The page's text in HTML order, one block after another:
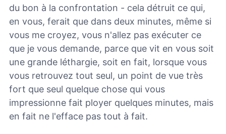
du bon à la confrontation - cela détruit ce qui,
en vous, ferait que dans deux minutes, même si
vous me croyez, vous n'allez pas exécuter ce
que je vous demande, parce que vit en vous soit
une grande léthargie, soit en fait, lorsque vous
vous retrouvez tout seul, un point de vue très
fort que seul quelque chose qui vous
impressionne fait ployer quelques minutes, mais
en fait ne l'efface pas tout à fait.